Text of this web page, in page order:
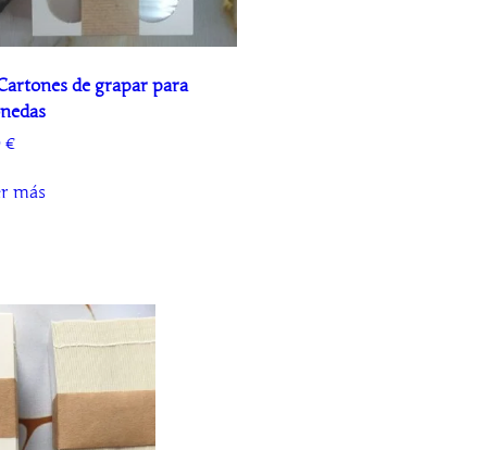
de grapar para
€
más